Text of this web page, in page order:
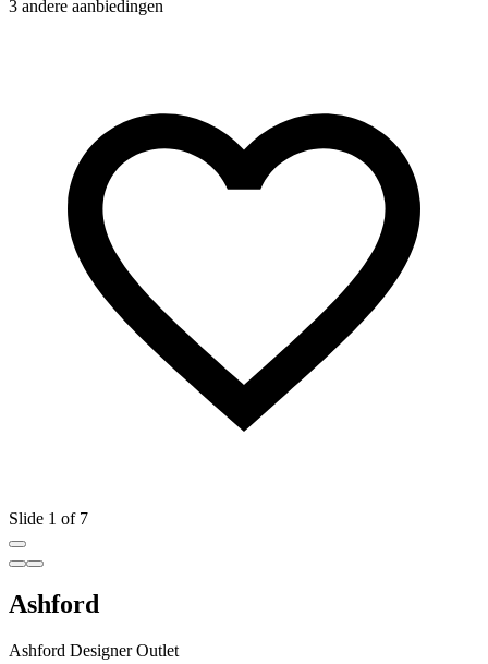
3 andere aanbiedingen
Slide 1 of 7
Ashford
Ashford Designer Outlet